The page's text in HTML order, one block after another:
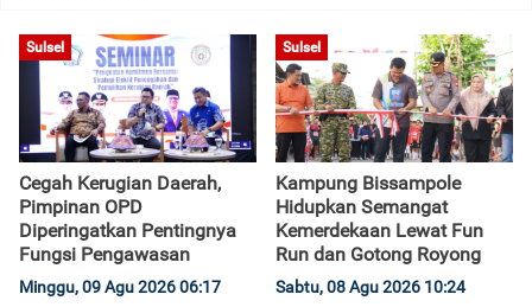
Sulsel
Cegah Kerugian Daerah,
Pimpinan OPD
Diperingatkan Pentingnya
Fungsi Pengawasan
Minggu, 09 Agu 2026 06:17
Sulsel
Kampung Bissampole
Hidupkan Semangat
Kemerdekaan Lewat Fun
Run dan Gotong Royong
Sabtu, 08 Agu 2026 10:24